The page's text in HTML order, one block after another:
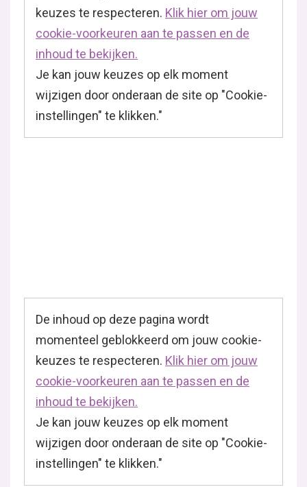
keuzes te respecteren. Klik hier om jouw
cookie-voorkeuren aan te passen en de
inhoud te bekijken.
Je kan jouw keuzes op elk moment
wijzigen door onderaan de site op "Cookie-
instellingen" te klikken."
De inhoud op deze pagina wordt
momenteel geblokkeerd om jouw cookie-
keuzes te respecteren. Klik hier om jouw
cookie-voorkeuren aan te passen en de
inhoud te bekijken.
Je kan jouw keuzes op elk moment
wijzigen door onderaan de site op "Cookie-
instellingen" te klikken."